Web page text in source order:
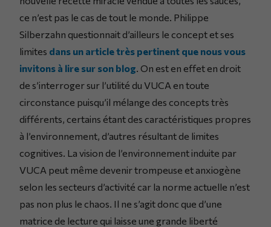
ce n’est pas le cas de tout le monde. Philippe
Silberzahn questionnait d’ailleurs le concept et ses
limites dans un article très pertinent que nous vous
invitons à lire sur son blog. On est en effet en droit
de s’interroger sur l’utilité du VUCA en toute
circonstance puisqu’il mélange des concepts très
différents, certains étant des caractéristiques propres
à l’environnement, d’autres résultant de limites
cognitives. La vision de l’environnement induite par
VUCA peut même devenir trompeuse et anxiogène
selon les secteurs d’activité car la norme actuelle n’est
pas non plus le chaos. Il ne s’agit donc que d’une
matrice de lecture qui laisse une grande liberté